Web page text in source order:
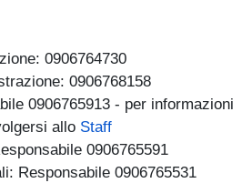
0906764730
0906768158
0906765913 - per informazioni
allo Staff
0906765591
Responsabile 0906765531